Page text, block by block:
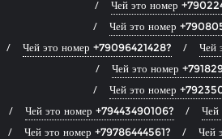
Чей это номер
Чей это номер
Чей это номер +79096421428?
Чей
Чей это номер
Чей это номер
Чей это номер +79443490106?
Чей
Чей это номер +79786444561?
Чей